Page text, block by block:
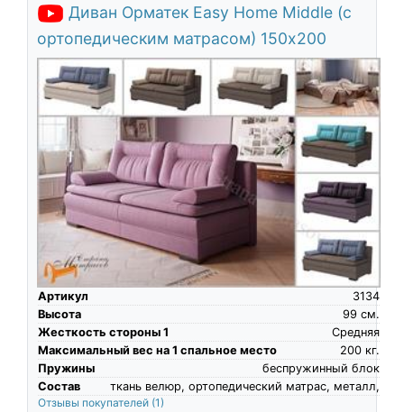
Диван Орматек Easy Home Middle (с
ортопедическим матрасом) 150х200
Артикул
3134
Высота
см.
99
Жесткость стороны 1
Средняя
Максимальный вес на 1 спальное место
кг.
200
Пружины
беспружинный блок
Состав
ткань велюр, ортопедический матрас, металл,
Отзывы покупателей (1)